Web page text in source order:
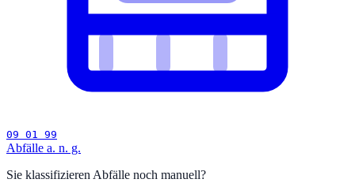
09 01 99
Abfälle a. n. g.
Sie klassifizieren Abfälle noch manuell?